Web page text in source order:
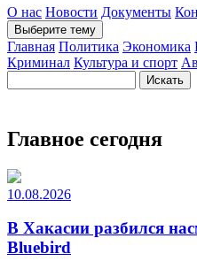
О нас Новости Документы
Выберите тему
Главная Политика Экономика
Криминал Культура и спорт
Главное сегодня
10.08.2026
В Хакасии разбился
Bluebird